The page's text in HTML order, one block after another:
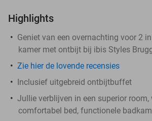
Highlights
Geniet van een overnachting voor 2
kamer met ontbijt bij ibis Styles
Zie hier de lovende recensies
Inclusief uitgebreid ontbijtbuffet
Jullie verblijven in een superior room,
comfortabel bed, functionele